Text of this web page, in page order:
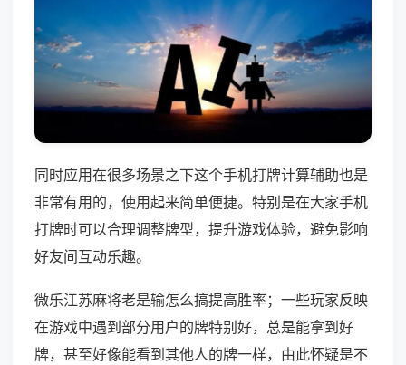
同时应用在很多场景之下这个手机打牌计算辅助也是
非常有用的，使用起来简单便捷。特别是在大家手机
打牌时可以合理调整牌型，提升游戏体验，避免影响
好友间互动乐趣。
微乐江苏麻将老是输怎么搞提高胜率；一些玩家反映
在游戏中遇到部分用户的牌特别好，总是能拿到好
牌，甚至好像能看到其他人的牌一样，由此怀疑是不